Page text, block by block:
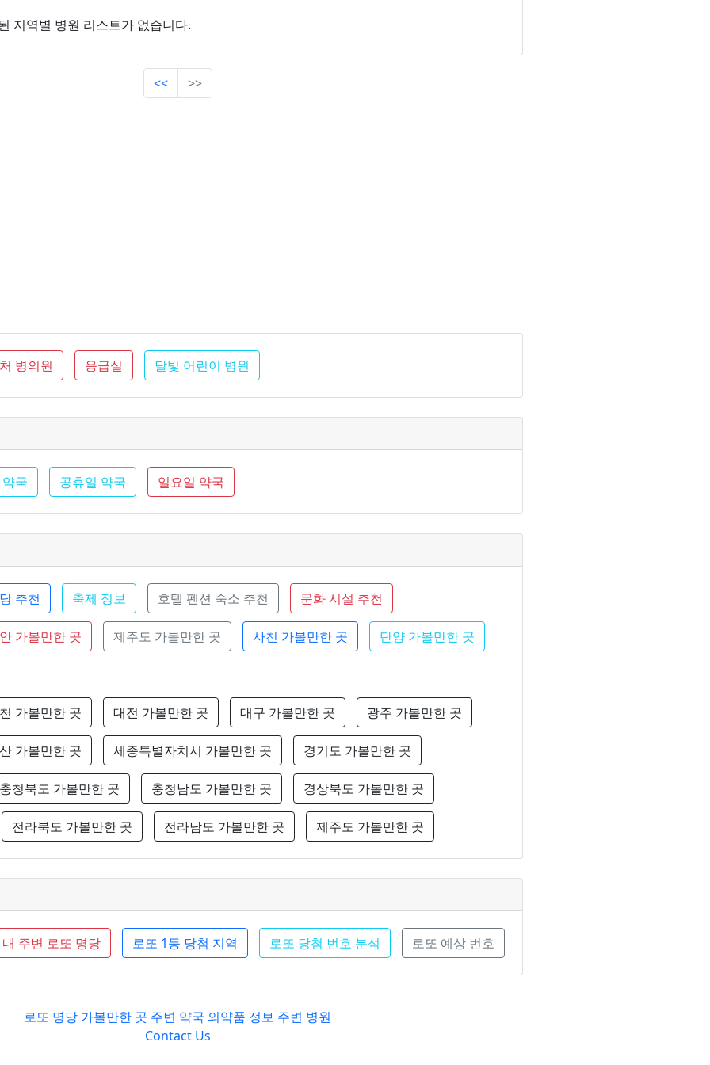
지역별 병원 리스트가 없습니다.
<< >>
병의원 응급실 달빛 어린이 병원
국 공휴일 약국 일요일 약국
추천 축제 정보 호텔 펜션 숙소 추천 문화 시설 추천
가볼만한 곳 제주도 가볼만한 곳 사천 가볼만한 곳 단양 가볼만한 곳
가볼만한 곳 대전 가볼만한 곳 대구 가볼만한 곳 광주 가볼만한 곳
가볼만한 곳 세종특별자치시 가볼만한 곳 경기도 가볼만한 곳
충청북도 가볼만한 곳 충청남도 가볼만한 곳 경상북도 가볼만한 곳
전라북도 가볼만한 곳 전라남도 가볼만한 곳 제주도 가볼만한 곳
내 주변 로또 명당 로또 1등 당첨 지역 로또 당첨 번호 분석 로또 예상 번호
로또 명당 가볼만한 곳 주변 약국 의약품 정보 주변 병원
Contact Us